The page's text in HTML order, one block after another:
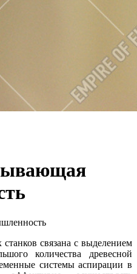
связана с выделением
количества древесной
системы аспирации в